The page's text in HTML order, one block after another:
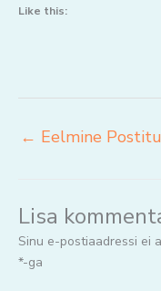
Like this:
← Eelmine
Lisa
Sinu e-postiaadressi ei
*-ga